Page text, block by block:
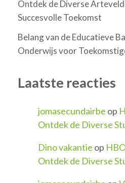
Ontdek de Diverse
Succesvolle Toekomst
Belang van de Educatieve
Onderwijs voor
Laatste reacties
jomasecundairbe op
Ontdek de Diverse
Dino vakantie op
Ontdek de Diverse